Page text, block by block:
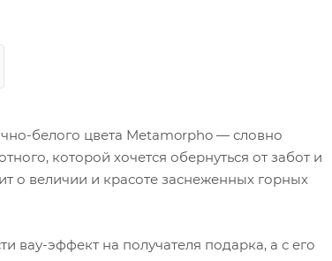
белого цвета Metamorpho — словно
которой хочется обернуться от забот и
о величии и красоте заснеженных горных
вау-эффект на получателя подарка, а с его